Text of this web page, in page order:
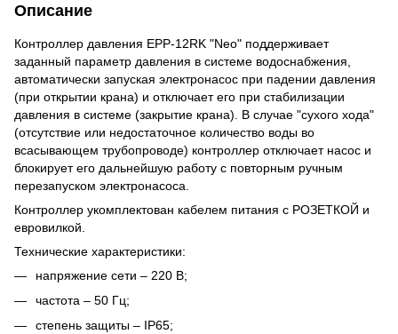
Описание
Контроллер давления EPP-12RK "Neo" поддерживает
заданный параметр давления в системе водоснабжения,
автоматически запуская электронасос при падении давления
(при открытии крана) и отключает его при стабилизации
давления в системе (закрытие крана). В случае "сухого хода"
(отсутствие или недостаточное количество воды во
всасывающем трубопроводе) контроллер отключает насос и
блокирует его дальнейшую работу с повторным ручным
перезапуском электронасоса.
Контроллер укомплектован кабелем питания с РОЗЕТКОЙ и
евровилкой.
Технические характеристики:
напряжение сети – 220 В;
частота – 50 Гц;
степень защиты – IP65;